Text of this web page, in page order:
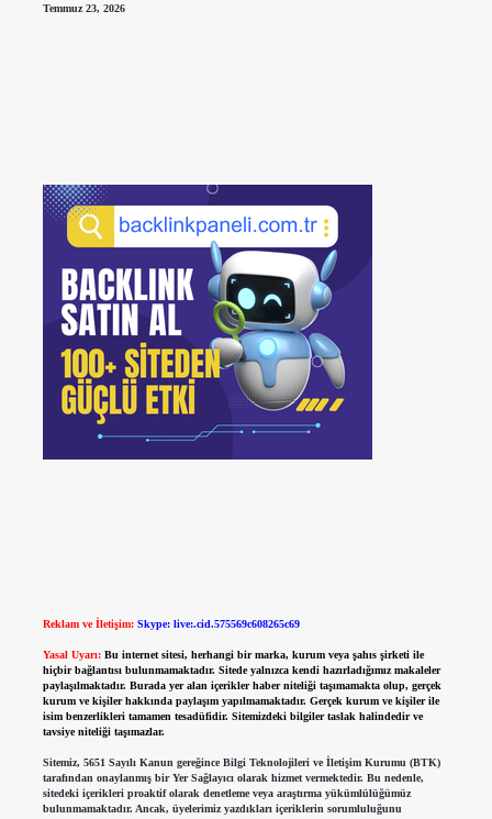
Temmuz 23, 2026
Reklam ve İletişim: Skype: live:.cid.575569c608265c69
Yasal Uyarı: Bu internet sitesi, herhangi bir marka, kurum veya şahıs şirketi ile
hiçbir bağlantısı bulunmamaktadır. Sitede yalnızca kendi hazırladığımız makaleler
paylaşılmaktadır. Burada yer alan içerikler haber niteliği taşımamakta olup, gerçek
kurum ve kişiler hakkında paylaşım yapılmamaktadır. Gerçek kurum ve kişiler ile
isim benzerlikleri tamamen tesadüfidir. Sitemizdeki bilgiler taslak halindedir ve
tavsiye niteliği taşımazlar.
Sitemiz, 5651 Sayılı Kanun gereğince Bilgi Teknolojileri ve İletişim Kurumu (BTK)
tarafından onaylanmış bir Yer Sağlayıcı olarak hizmet vermektedir. Bu nedenle,
sitedeki içerikleri proaktif olarak denetleme veya araştırma yükümlülüğümüz
bulunmamaktadır. Ancak, üyelerimiz yazdıkları içeriklerin sorumluluğunu